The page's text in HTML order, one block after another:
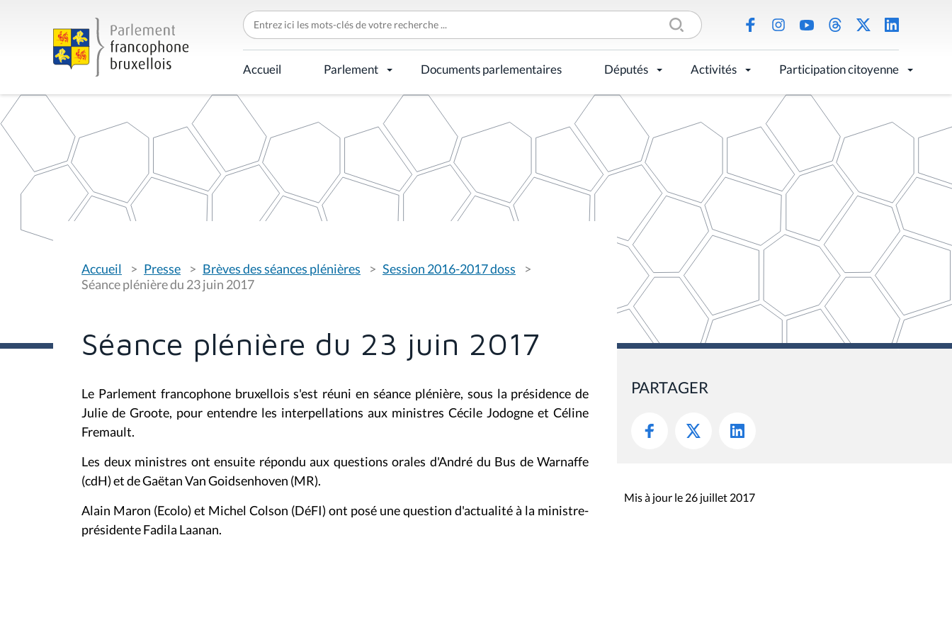
C
h
e
r
c
h
r
p
Accueil Parlement Documents parlementaires Députés Activités Participation citoyenne
o
u
s
i
:
Accueil Presse Brèves des séances plénières
Session 2016-2017 doss
Séance plénière du 23 juin 2017
Séance plénière du 23 juin 2017
Le Parlement francophone bruxellois s'est réuni en séance plénière, sous la présidence de
Julie de Groote, pour entendre les interpellations aux ministres Cécile Jodogne et Céline
Fremault.
Les deux ministres ont ensuite répondu aux questions orales d'André du Bus de Warnaffe
(cdH) et de Gaëtan Van Goidsenhoven (MR).
Alain Maron (Ecolo) et Michel Colson (DéFI) ont posé une question d'actualité à la ministre-
présidente Fadila Laanan.
PARTAGER
Mis à jour le 26 juillet 2017